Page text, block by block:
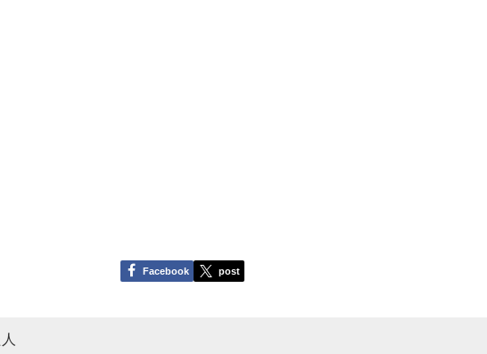
Facebook post